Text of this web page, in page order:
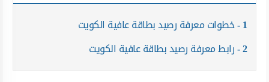
1 خطوات معرفة رصيد بطاقة عافية الكويت
2 رابط معرفة رصيد بطاقة عافية الكويت